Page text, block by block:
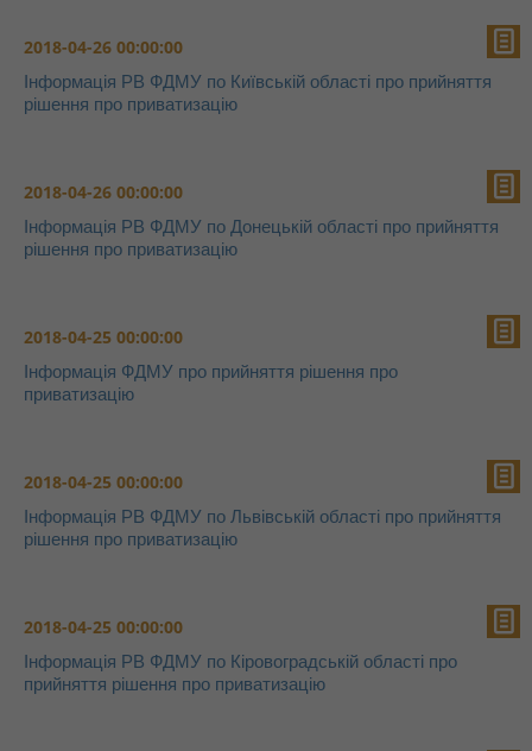
2018-04-26 00:00:00
Інформація РВ ФДМУ по Київській області про прийняття
рішення про приватизацію
2018-04-26 00:00:00
Інформація РВ ФДМУ по Донецькій області про прийняття
рішення про приватизацію
2018-04-25 00:00:00
Інформація ФДМУ про прийняття рішення про
приватизацію
2018-04-25 00:00:00
Інформація РВ ФДМУ по Львівській області про прийняття
рішення про приватизацію
2018-04-25 00:00:00
Інформація РВ ФДМУ по Кіровоградській області про
прийняття рішення про приватизацію